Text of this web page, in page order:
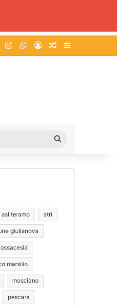
You TubeInstagramWhatsApp
AccediUn articolo a
asl teramo atri
giulianova
marsilio
mosciano
pescara